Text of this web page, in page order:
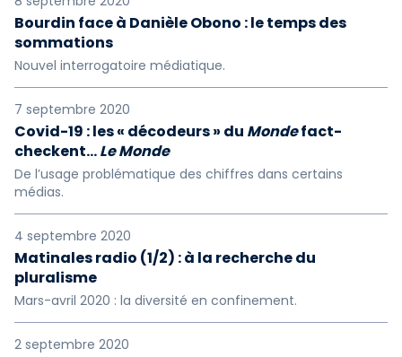
Bourdin face à Danièle Obono : le temps des
sommations
Nouvel interrogatoire médiatique.
7 septembre 2020
Covid-19 : les « décodeurs » du Mondefact-
checkent…Le Monde
De l’usage problématique des chiffres dans certains
médias.
4 septembre 2020
Matinales radio (1/2) : à la recherche du
pluralisme
Mars-avril 2020 : la diversité en confinement.
2 septembre 2020